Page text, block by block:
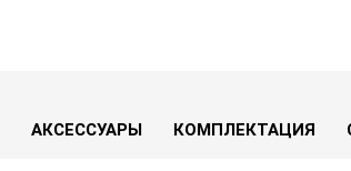
АКСЕССУАРЫ КОМПЛЕКТАЦИЯ